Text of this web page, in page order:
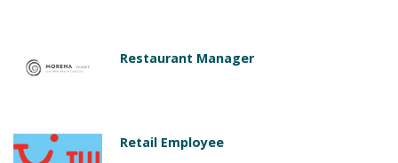
Restaurant Manager
Retail Employee